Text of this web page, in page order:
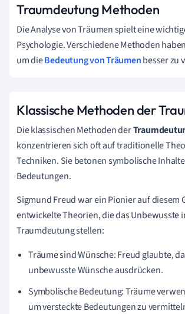
Traumdeutung Methoden
Die Analyse von Träumen spielt eine
Psychologie. Verschiedene Methoden
um dieBedeutung von Träumenbesser zu
Klassische Methoden der
Die klassischen Methoden der
konzentrieren sich oft auf traditionelle
Techniken. Sie betonen symbolische
Bedeutungen.
Sigmund Freud war ein Pionier auf diesem
entwickelte Theorien, die das Unbewusste
Traumdeutung stellen:
Träume sind Wünsche: Freud glaubte,
unbewusste Wünsche ausdrücken.
Symbolische Bedeutung: Träume
um versteckte Bedeutungen zu